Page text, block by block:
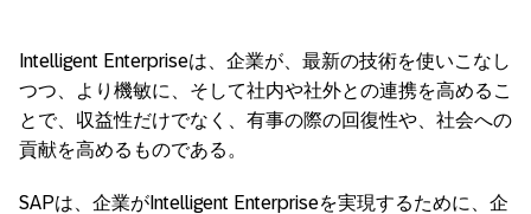
Intelligent Enterpriseは、企業が、最新の技術を使いこなし
つつ、より機敏に、そして社内や社外との連携を高めるこ
とで、収益性だけでなく、有事の際の回復性や、社会への
貢献を高めるものである。
SAPは、企業がIntelligent Enterpriseを実現するために、企